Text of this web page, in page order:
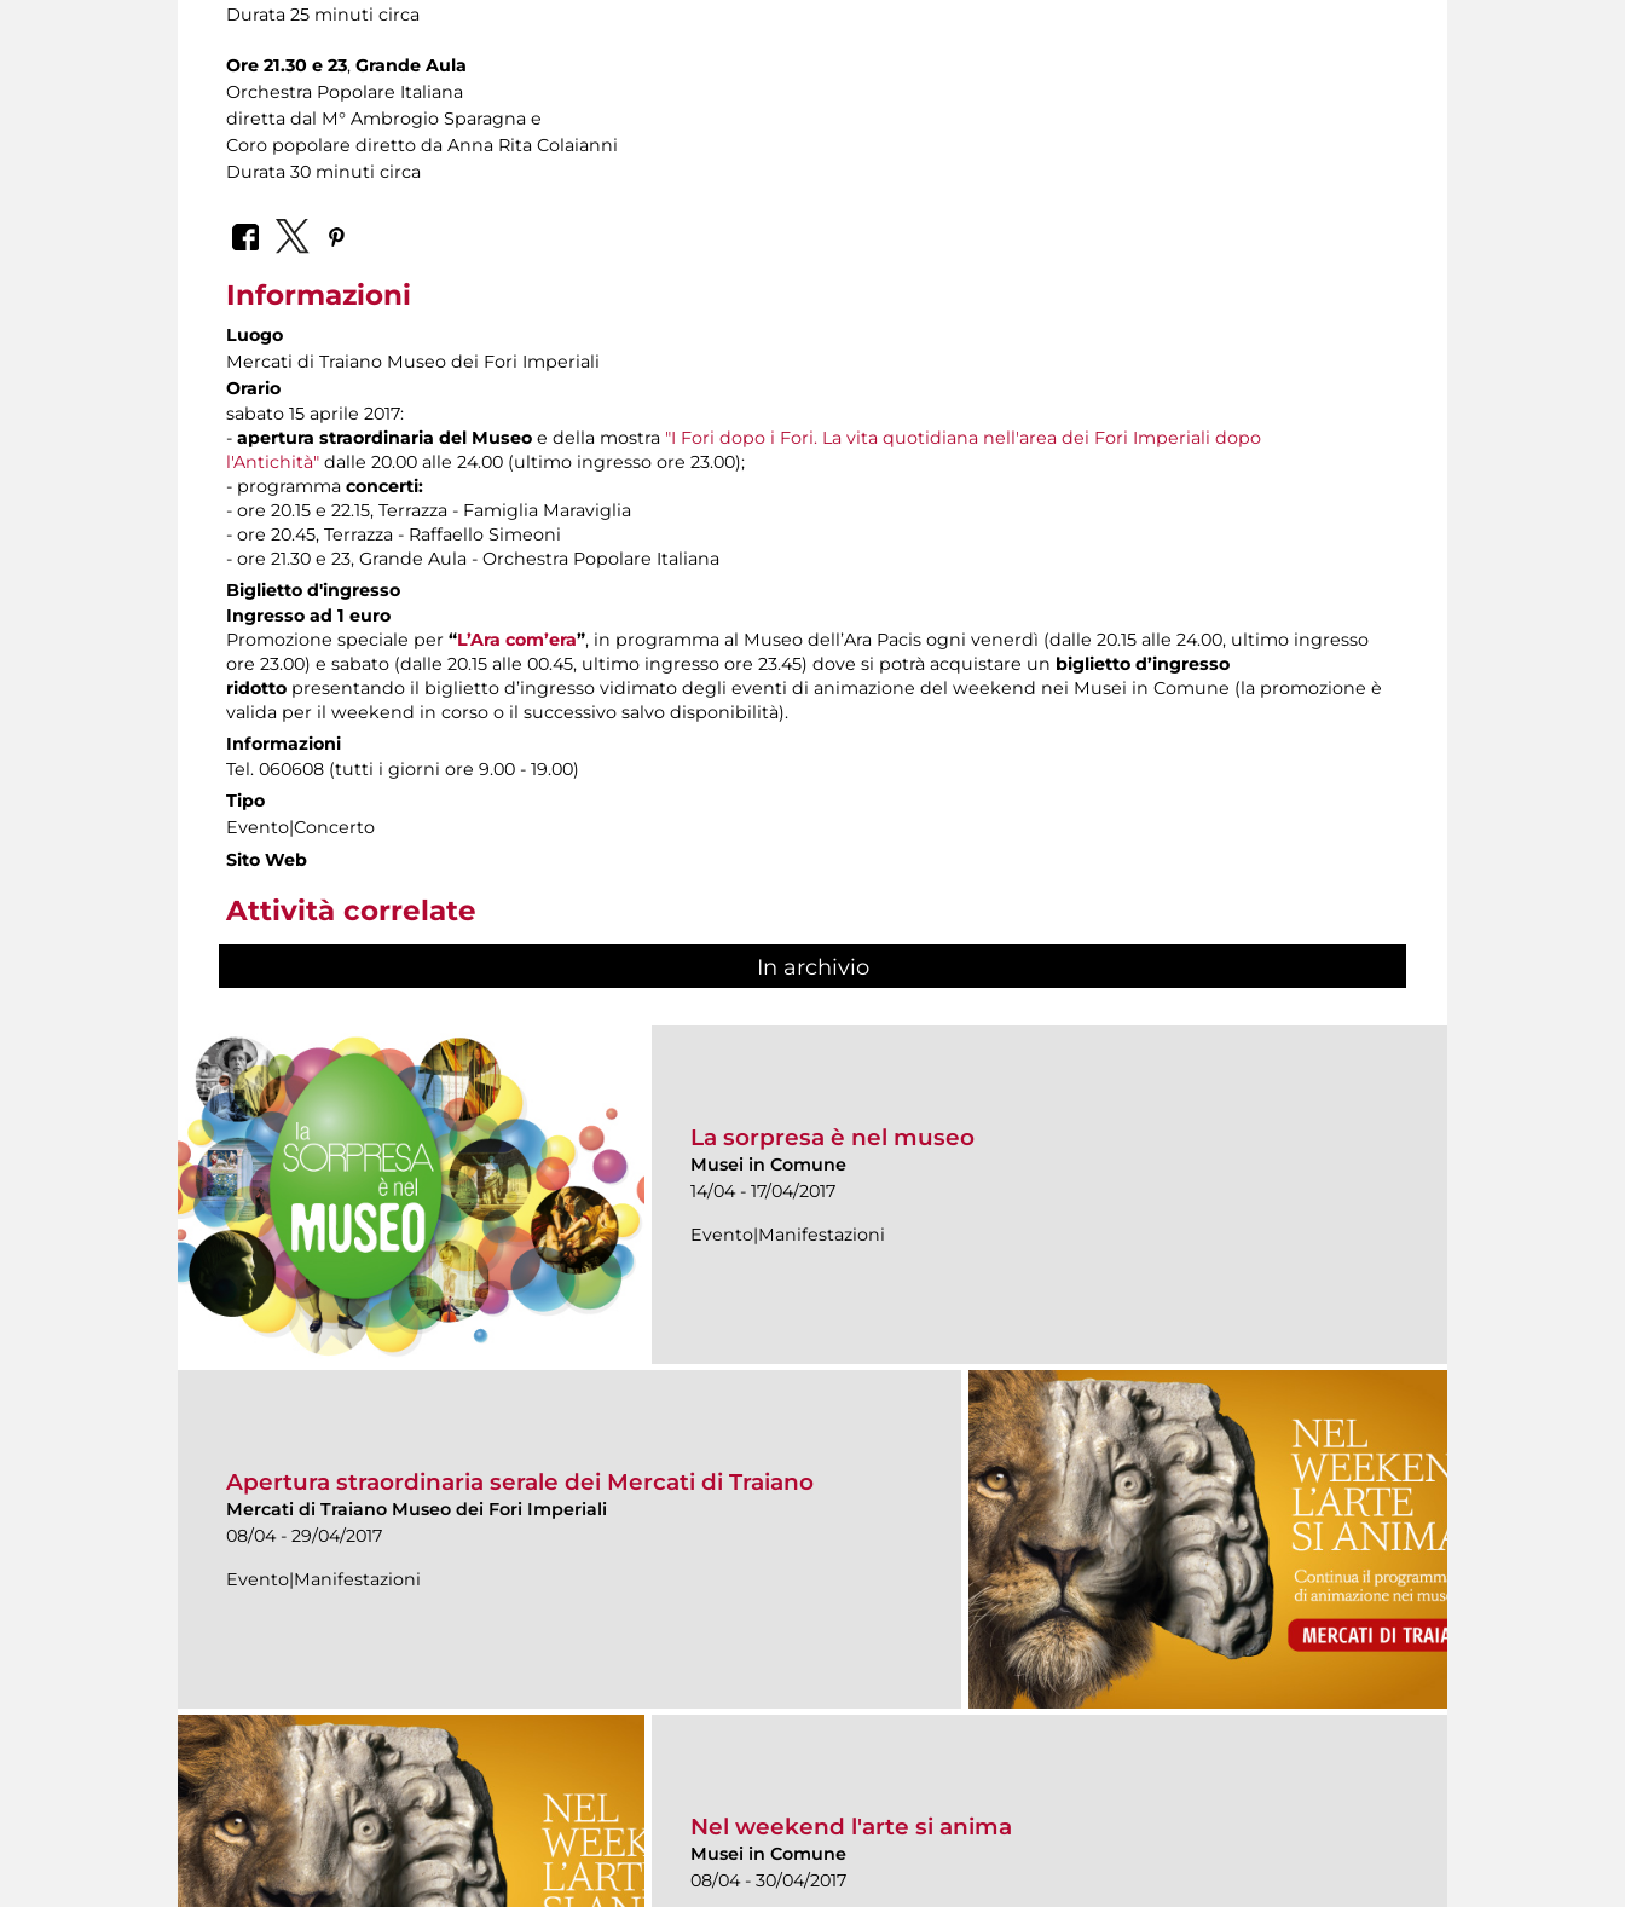
Durata 25 minuti circa
Ore 21.30 e 23, Grande Aula
Orchestra Popolare Italiana
diretta dal M° Ambrogio Sparagna e
Coro popolare diretto da Anna Rita Colaianni
Durata 30 minuti circa
Informazioni
Luogo
Mercati di Traiano Museo dei Fori Imperiali
Orario
sabato 15 aprile 2017:
- apertura straordinaria del Museo e della mostra "I Fori dopo i Fori. La vita quotidiana nell'area dei Fori Imperiali dopo
l'Antichità" dalle 20.00 alle 24.00 (ultimo ingresso ore 23.00);
- programma concerti:
- ore 20.15 e 22.15, Terrazza - Famiglia Maraviglia
- ore 20.45, Terrazza - Raffaello Simeoni
- ore 21.30 e 23, Grande Aula - Orchestra Popolare Italiana
Biglietto d'ingresso
Ingresso ad 1 euro
Promozione speciale per “L’Ara com’era”, in programma al Museo dell’Ara Pacis ogni venerdì (dalle 20.15 alle 24.00, ultimo ingresso
ore 23.00) e sabato (dalle 20.15 alle 00.45, ultimo ingresso ore 23.45) dove si potrà acquistare un biglietto d’ingresso
ridotto presentando il biglietto d’ingresso vidimato degli eventi di animazione del weekend nei Musei in Comune (la promozione è
valida per il weekend in corso o il successivo salvo disponibilità).
Informazioni
Tel. 060608 (tutti i giorni ore 9.00 - 19.00)
Tipo
Evento|Concerto
Sito Web
Attività correlate
In archivio
La sorpresa è nel museo
Musei in Comune
14/04 - 17/04/2017
Evento|Manifestazioni
Apertura straordinaria serale dei Mercati di Traiano
Mercati di Traiano Museo dei Fori Imperiali
08/04 - 29/04/2017
Evento|Manifestazioni
Nel weekend l'arte si anima
Musei in Comune
08/04 - 30/04/2017